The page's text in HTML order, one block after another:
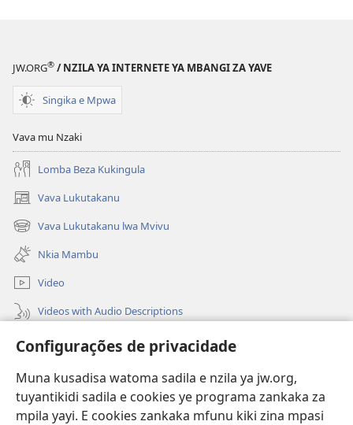
Configurações de privacidade
Muna kusadisa watoma sadila e nzila ya jw.org,
tuyantikidi sadila e cookies ye programa zankaka za
mpila yayi. E cookies zankaka mfunu kiki zina mpasi
JW.ORG® / NZILA YA INTERNETE YA MBANGI ZA YAVE
Singika e Mpwa
Vava mu Nzaki
Lomba Beza Kukingula
Vava Lukutakanu
(opens
new
window)
Vava Lukutakanu lwa Mvivu
(opens
new
window)
Nkia Mambu
Video
Videos with Audio Descriptions
Vavulula
(opens